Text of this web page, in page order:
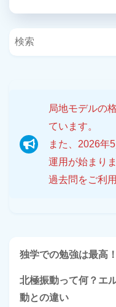
局地モデルの
ています。
また、2026年
運用が始まりま
過去問をご利
独学での勉強は最高！
北極振動って何？エ
動との違い